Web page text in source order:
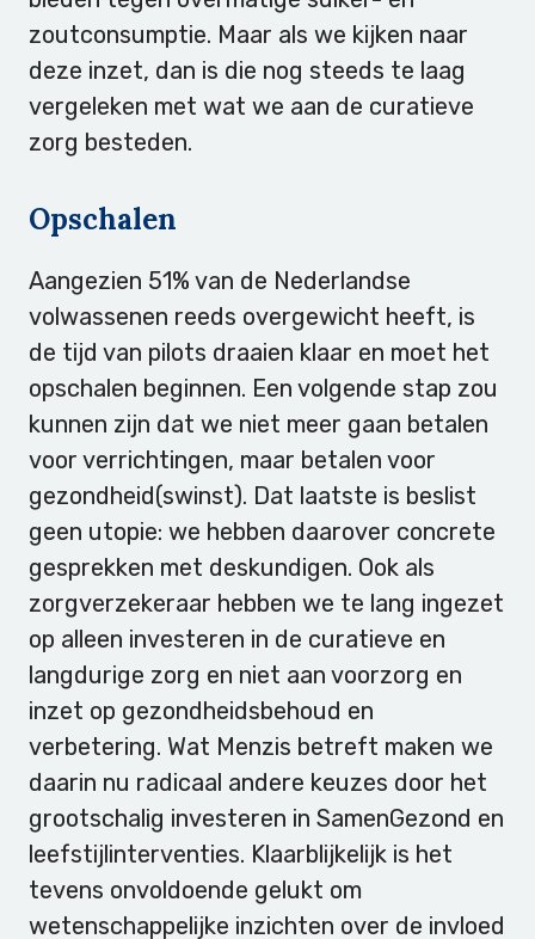
zoutconsumptie. Maar als we kijken naar
deze inzet, dan is die nog steeds te laag
vergeleken met wat we aan de curatieve
zorg besteden.
Opschalen
Aangezien 51% van de Nederlandse
volwassenen reeds overgewicht heeft, is
de tijd van pilots draaien klaar en moet het
opschalen beginnen. Een volgende stap zou
kunnen zijn dat we niet meer gaan betalen
voor verrichtingen, maar betalen voor
gezondheid(swinst). Dat laatste is beslist
geen utopie: we hebben daarover concrete
gesprekken met deskundigen. Ook als
zorgverzekeraar hebben we te lang ingezet
op alleen investeren in de curatieve en
langdurige zorg en niet aan voorzorg en
inzet op gezondheidsbehoud en
verbetering. Wat Menzis betreft maken we
daarin nu radicaal andere keuzes door het
grootschalig investeren in SamenGezond en
leefstijlinterventies. Klaarblijkelijk is het
tevens onvoldoende gelukt om
wetenschappelijke inzichten over de invloed